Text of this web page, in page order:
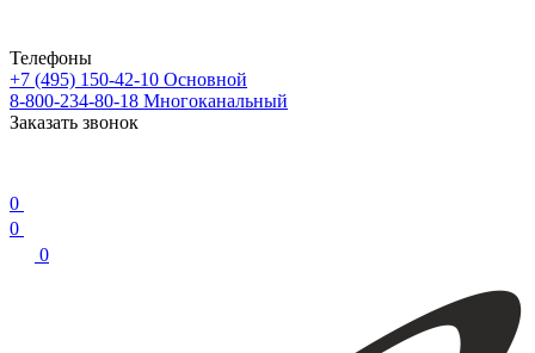
Телефоны
+7 (495) 150-42-10 Основной
8-800-234-80-18 Многоканальный
Заказать звонок
0
0
0